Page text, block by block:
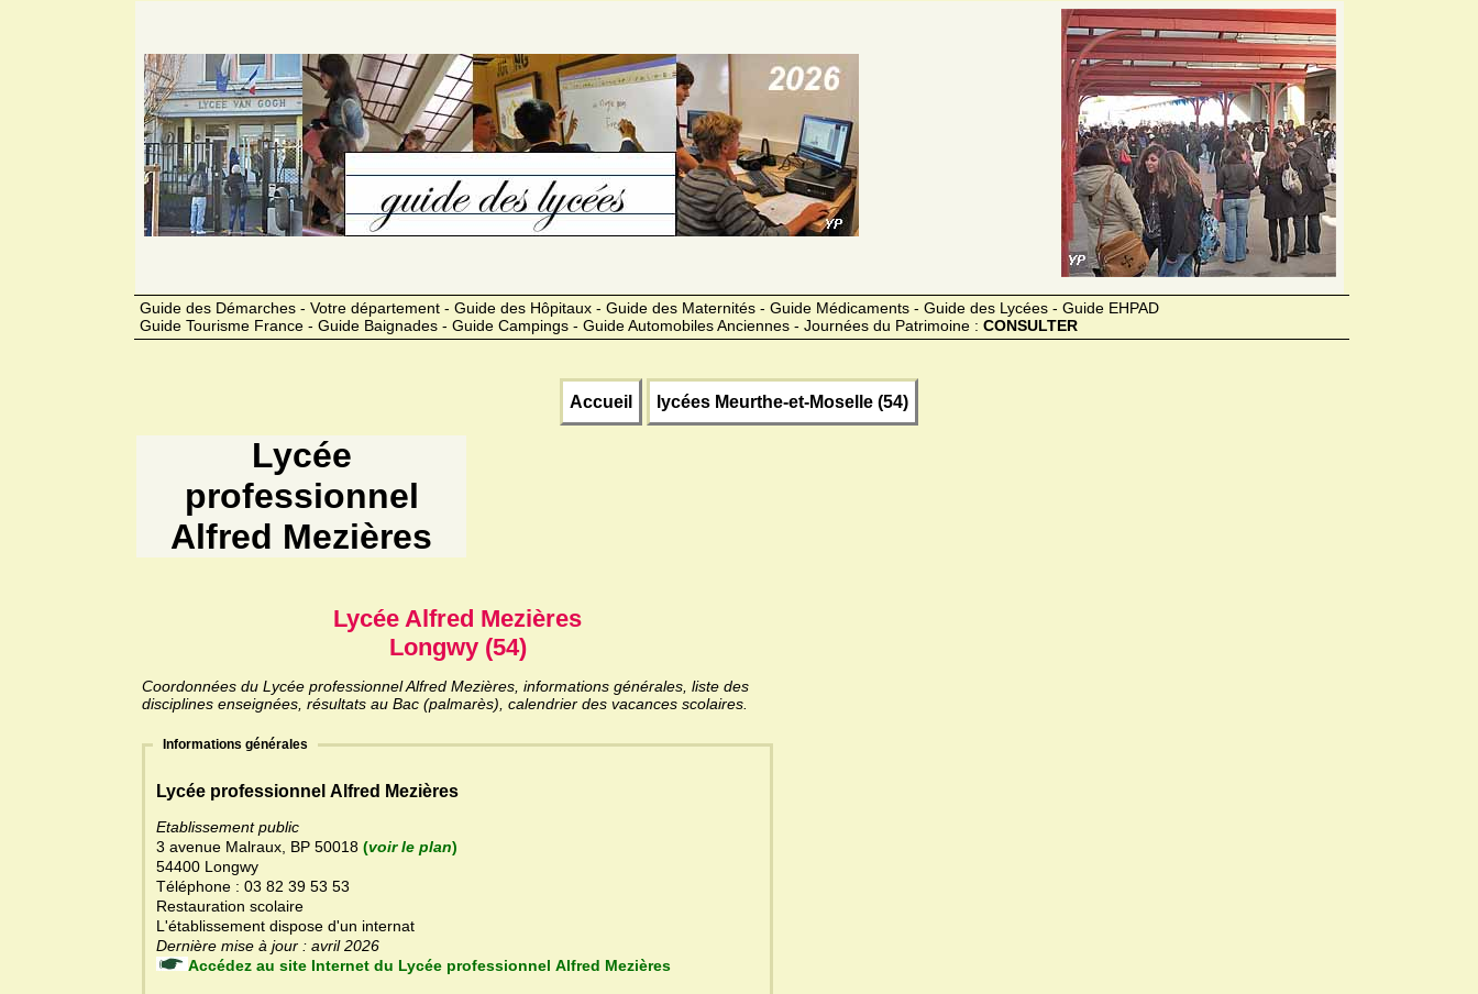
Guide des Démarches - Votre département - Guide des Hôpitaux - Guide des Maternités - Guide Médicaments - Guide des Lycées - Guide EHPAD
Guide Tourisme France - Guide Baignades - Guide Campings - Guide Automobiles Anciennes - Journées du Patrimoine : CONSULTER
Accueil lycées Meurthe-et-Moselle (54)
Lycée
professionnel
Alfred Mezières
Lycée Alfred Mezières
Longwy (54)
Coordonnées du Lycée professionnel Alfred Mezières, informations générales, liste des
disciplines enseignées, résultats au Bac (palmarès), calendrier des vacances scolaires.
Informations générales
Lycée professionnel Alfred Mezières
Etablissement public
3 avenue Malraux, BP 50018 (voir le plan)
54400 Longwy
Téléphone : 03 82 39 53 53
Restauration scolaire
L'établissement dispose d'un internat
Dernière mise à jour : avril 2026
Accédez au site Internet du Lycée professionnel Alfred Mezières